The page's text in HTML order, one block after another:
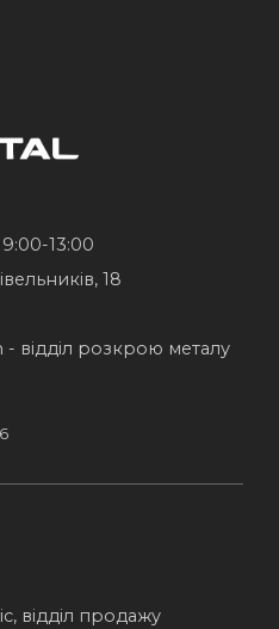
13:00
18
- відділ розкрою металу
відділ продажу